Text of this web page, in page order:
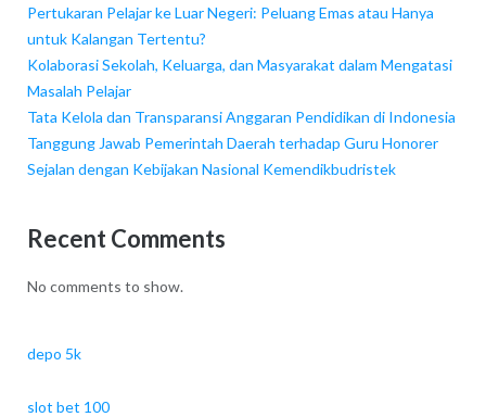
Pertukaran Pelajar ke Luar Negeri: Peluang Emas atau Hanya
untuk Kalangan Tertentu?
Kolaborasi Sekolah, Keluarga, dan Masyarakat dalam Mengatasi
Masalah Pelajar
Tata Kelola dan Transparansi Anggaran Pendidikan di Indonesia
Tanggung Jawab Pemerintah Daerah terhadap Guru Honorer
Sejalan dengan Kebijakan Nasional Kemendikbudristek
Recent Comments
No comments to show.
depo 5k
slot bet 100